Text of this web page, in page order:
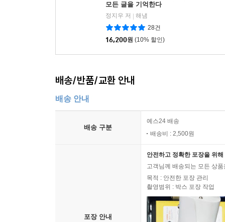
모든 글을 기억한다
정지우 저
해냄
28건
16,200원 (10% 할인)
배송/반품/교환 안내
배송 안내
배송 구분
예스24 배송
배송비 : 2,500원
포장 안내
안전하고 정확한 포장을 위
고객님께 배송되는 모든 상
목적 : 안전한 포장 관리
촬영범위 : 박스 포장 작업